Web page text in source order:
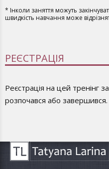
* Інколи заняття можуть
швидкість навчання може
РЕЄСТРАЦІЯ
Реєстрація на цей тренінг
розпочався або завершився.